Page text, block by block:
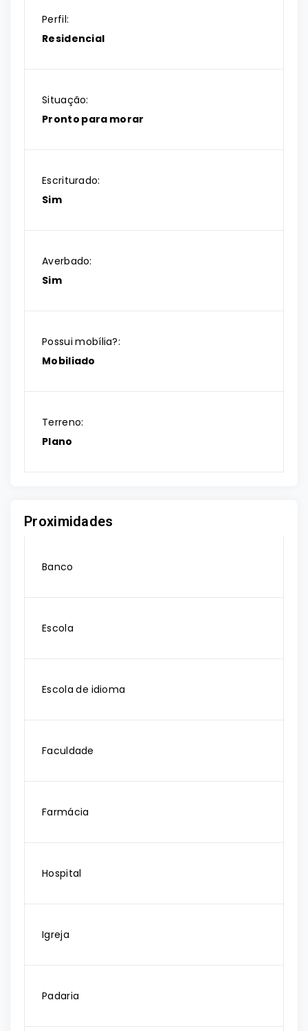
Perfil:
Residencial
Situação:
Pronto para morar
Escriturado:
Sim
Averbado:
Sim
Possui mobília?:
Mobiliado
Terreno:
Plano
Proximidades
Banco
Escola
Escola de idioma
Faculdade
Farmácia
Hospital
Igreja
Padaria